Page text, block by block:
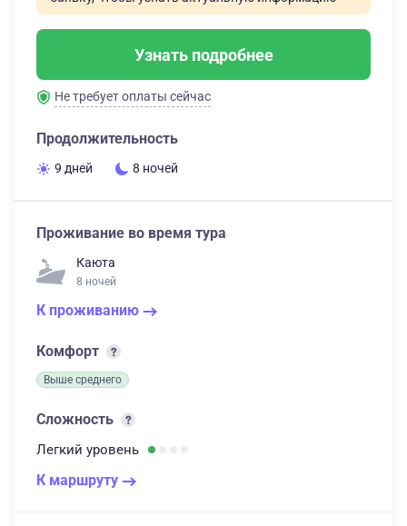
Узнать подробнее
Не требует оплаты сейчас
Продолжительность
9 дней 8 ночей
Проживание во время тура
Каюта
8 ночей
К проживанию
Комфорт
Выше среднего
Сложность
Легкий уровень
К маршруту